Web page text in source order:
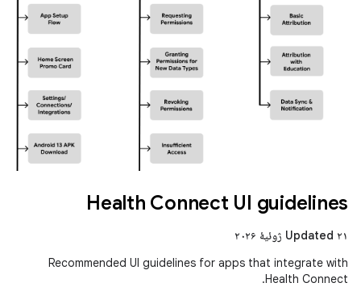
Health Connect UI guidelines
Updated ۲۱ ژوئیهٔ ۲۰۲۶
Recommended UI guidelines for apps that integrate with
Health Connect.